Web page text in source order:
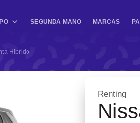
SEGUNDA MANO MARCAS
Hibrido
Renting